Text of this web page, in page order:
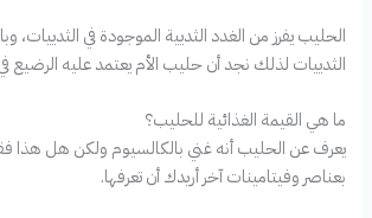
الحليب يفرز من الغدد الثديية الموجودة في الثدييات،
الثدييات لذلك نجد أن حليب الأم يعتمد عليه الرضيع
ما هي القيمة الغذائية للحليب؟
يعرف عن الحليب أنه غني بالكالسيوم ولكن هل هذا
بعناصر وفيتامينات آخر أريدك أن تعرفها.